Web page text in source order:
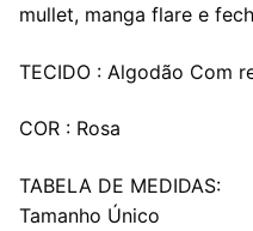
mullet, manga flare e
TECIDO : Algodão Com
COR : Rosa
TABELA DE MEDIDAS:
Tamanho Único